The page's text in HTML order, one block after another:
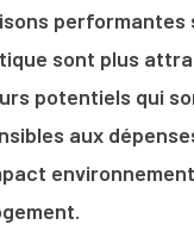
performantes
sont plus
potentiels qui
aux